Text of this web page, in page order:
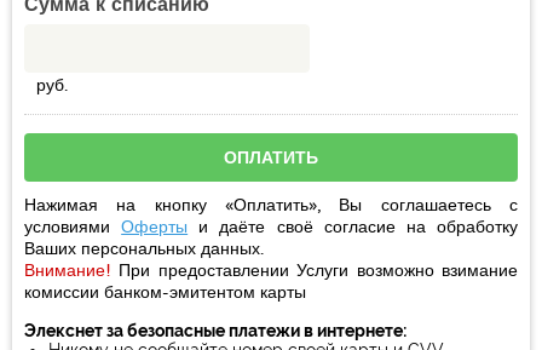
руб.
Нажимая на кнопку «Оплатить», Вы соглашаетесь с
условиямиОферты и даёте своё согласиена обработку
Ваших персональных данных.
Внимание! При предоставлении Услуги возможно взимание
комиссии банком-эмитентом карты
Элекснет за безопасные платежи в интернете: